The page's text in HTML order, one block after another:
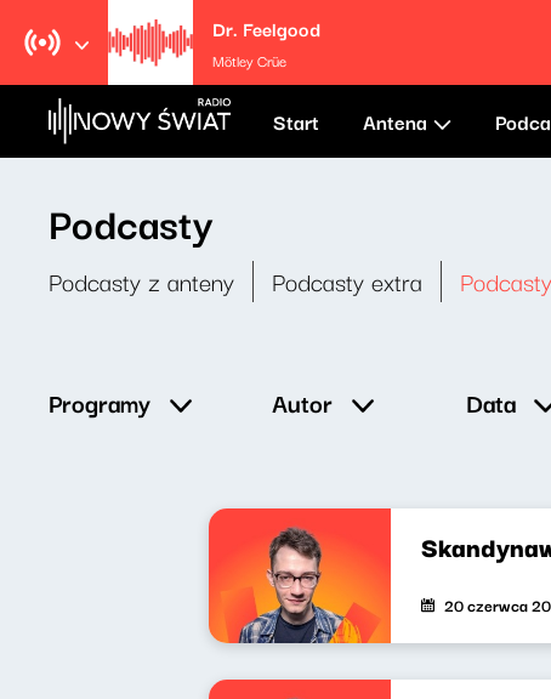
Dr. Feelgood
Mötley Crüe
Start Antena
Podcasty
Podcasty z anteny Podcasty extra
Programy Autor Data
20 czerwca